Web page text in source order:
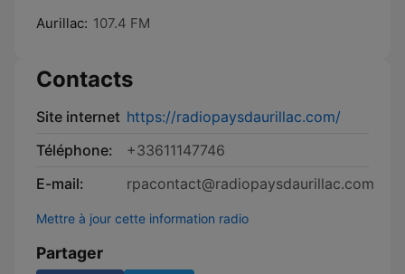
Aurillac: 107.4 FM
Contacts
Site internet https://radiopaysdaurillac.com/
Téléphone:
+33611147746
E-mail:
rpacontact@radiopaysdaurillac.com
Mettre à jour cette information radio
Partager